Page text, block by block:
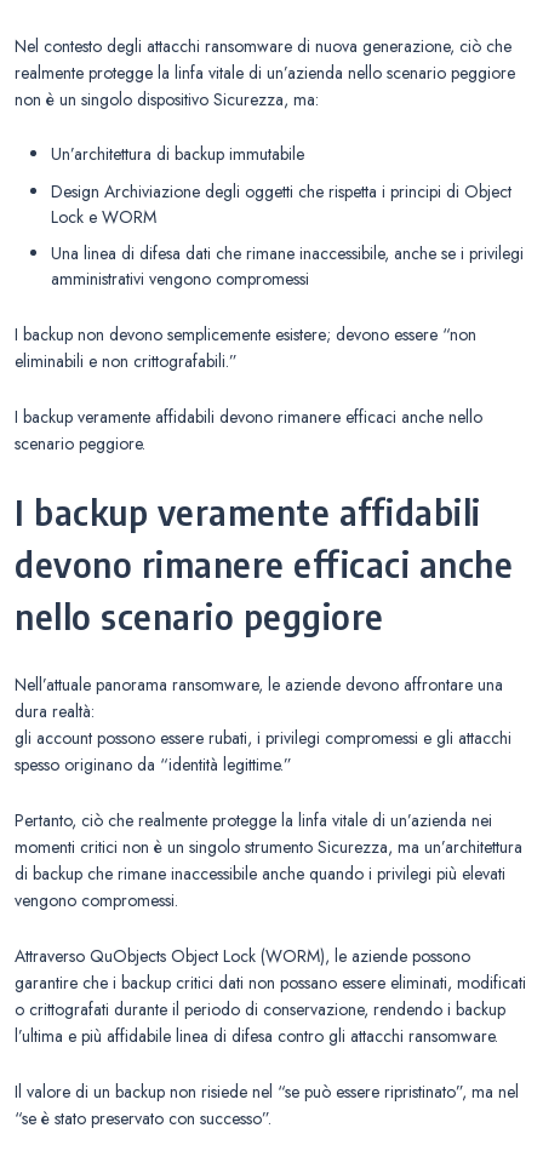
Nel contesto degli attacchi ransomware di nuova generazione, ciò che
realmente protegge la linfa vitale di un’azienda nello scenario peggiore
non è un singolo dispositivo Sicurezza, ma:
Un’architettura di backup immutabile
Design Archiviazione degli oggetti che rispetta i principi di Object
Lock e WORM
Una linea di difesa dati che rimane inaccessibile, anche se i privilegi
amministrativi vengono compromessi
I backup non devono semplicemente esistere; devono essere “non
eliminabili e non crittografabili.”
I backup veramente affidabili devono rimanere efficaci anche nello
scenario peggiore.
I backup veramente affidabili
devono rimanere efficaci anche
nello scenario peggiore
Nell’attuale panorama ransomware, le aziende devono affrontare una
dura realtà:
gli account possono essere rubati, i privilegi compromessi e gli attacchi
spesso originano da “identità legittime.”
Pertanto, ciò che realmente protegge la linfa vitale di un’azienda nei
momenti critici non è un singolo strumento Sicurezza, ma un’architettura
di backup che rimane inaccessibile anche quando i privilegi più elevati
vengono compromessi.
Attraverso QuObjects Object Lock (WORM), le aziende possono
garantire che i backup critici dati non possano essere eliminati, modificati
o crittografati durante il periodo di conservazione, rendendo i backup
l’ultima e più affidabile linea di difesa contro gli attacchi ransomware.
Il valore di un backup non risiede nel “se può essere ripristinato”, ma nel
“se è stato preservato con successo”.